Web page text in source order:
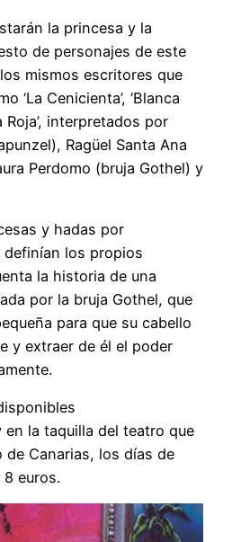
la princesa y la
de personajes de este
mismos escritores que
‘La Cenicienta’, ‘Blanca
Roja’, interpretados por
Ragüel Santa Ana
Perdomo (bruja Gothel) y
y hadas por
definían los propios
la historia de una
por la bruja Gothel, que
para que su cabello
y extraer de él el poder
en la taquilla del teatro que
de Canarias, los días de
euros.